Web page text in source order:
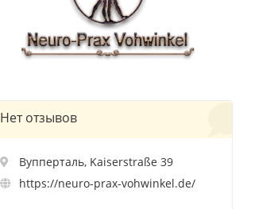
Нет отзывов
Вупперталь, Kaiserstraße 39
https://neuro-prax-vohwinkel.de/